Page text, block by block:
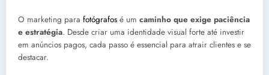
O marketing para fotógrafos é um caminho que exige paciência
e estratégia. Desde criar uma identidade visual forte até investir
em anúncios pagos, cada passo é essencial para atrair clientes e se
destacar.